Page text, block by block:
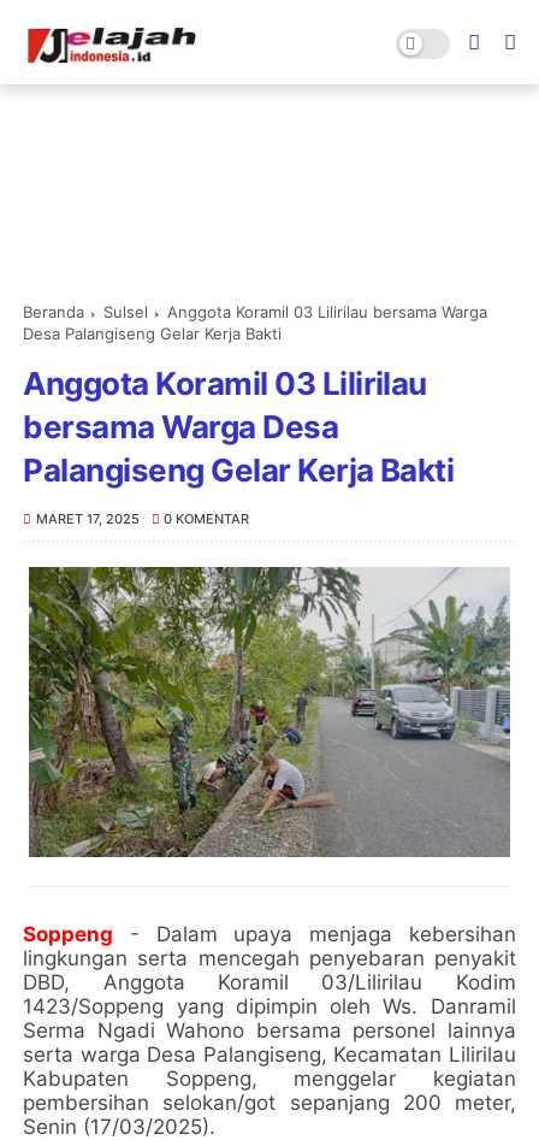
Beranda Sulsel
Anggota Koramil 03 Lilirilau bersama Warga
Desa Palangiseng Gelar Kerja Bakti
Anggota Koramil 03 Lilirilau
bersama Warga Desa
Palangiseng Gelar Kerja Bakti
MARET 17, 2025 0 KOMENTAR
Soppeng - Dalam upaya menjaga kebersihan
lingkungan serta mencegah penyebaran penyakit
DBD, Anggota Koramil 03/Lilirilau Kodim
1423/Soppeng yang dipimpin oleh Ws. Danramil
Serma Ngadi Wahono bersama personel lainnya
serta warga Desa Palangiseng, Kecamatan Lilirilau
Kabupaten Soppeng, menggelar kegiatan
pembersihan selokan/got sepanjang 200 meter,
Senin (17/03/2025).